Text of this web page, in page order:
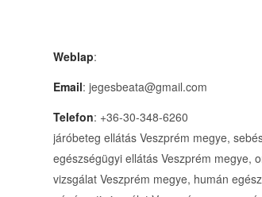
Weblap:
Email: jegesbeata@gmail.com
Telefon: +36-30-348-6260
járóbeteg ellátás Veszprém megye,
egészségügyi ellátás Veszprém megye,
vizsgálat Veszprém megye, humán